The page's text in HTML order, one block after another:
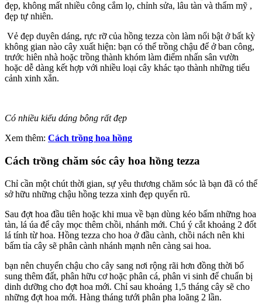
đẹp, không mất nhiều công cắm lọ, chỉnh sửa, lâu tàn và thẩm mỹ ,
đẹp tự nhiên.
Vẻ đẹp duyên dáng, rực rỡ của hồng tezza còn làm nổi bật ở bất kỳ
không gian nào cây xuất hiện: bạn có thể trồng chậu để ở ban công,
trước hiên nhà hoặc trồng thành khóm làm điểm nhấn sân vườn
hoặc dễ dàng kết hợp với nhiều loại cây khác tạo thành những tiểu
cảnh xinh xắn.
Có nhiều kiểu dáng bông rất đẹp
Xem thêm: Cách trồng hoa hồng
Cách trồng chăm sóc cây hoa hồng tezza
Chỉ cần một chút thời gian, sự yêu thương chăm sóc là bạn đã có thể
sở hữu những chậu hồng tezza xinh đẹp quyến rũ.
Sau đợt hoa đầu tiên hoặc khi mua về bạn dùng kéo bấm những hoa
tàn, lá úa để cây mọc thêm chồi, nhánh mới. Chú ý cắt khoảng 2 đốt
lá tính từ hoa. Hồng tezza cho hoa ở đầu cành, chồi nách nên khi
bấm tỉa cây sẽ phân cành nhánh mạnh nên càng sai hoa.
bạn nên chuyển chậu cho cây sang nơi rộng rãi hơn đồng thời bổ
sung thêm đất, phân hữu cơ hoặc phân cá, phân vi sinh để chuẩn bị
dinh dưỡng cho đợt hoa mới. Chỉ sau khoảng 1,5 tháng cây sẽ cho
những đợt hoa mới. Hàng tháng tưới phân pha loãng 2 lần.